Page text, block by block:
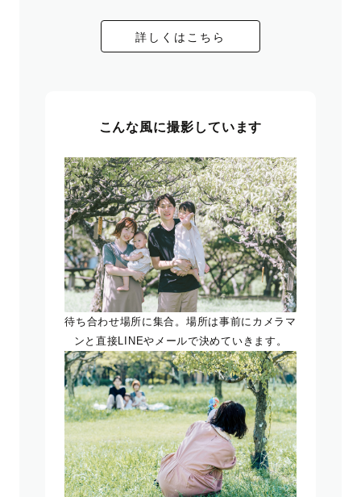
詳しくはこちら
こんな風に撮影しています
待ち合わせ場所に集合。場所は事前にカメラマ
ンと直接LINEやメールで決めていきます。